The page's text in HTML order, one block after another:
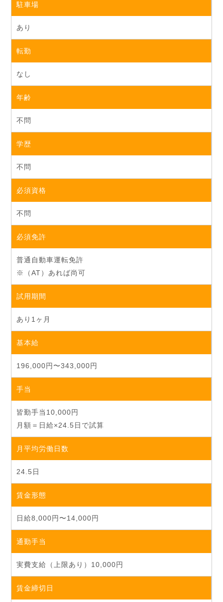
駐車場
あり
転勤
なし
年齢
不問
学歴
不問
必須資格
不問
必須免許
普通自動車運転免許
※（AT）あれば尚可
試用期間
あり1ヶ月
基本給
196,000円〜343,000円
手当
皆勤手当10,000円
月額＝日給×24.5日で試算
月平均労働日数
24.5日
賃金形態
日給8,000円〜14,000円
通勤手当
実費支給（上限あり）10,000円
賃金締切日